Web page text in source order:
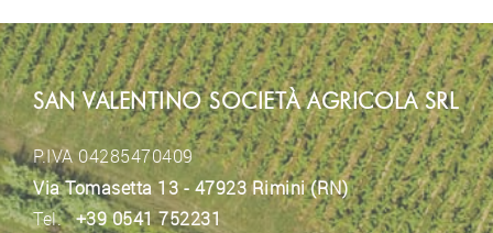
SAN VALENTINO SOCIETÀ AGRICOLA SRL
P.IVA 04285470409
Via Tomasetta 13 - 47923 Rimini (RN)
Tel. +39 0541 752231